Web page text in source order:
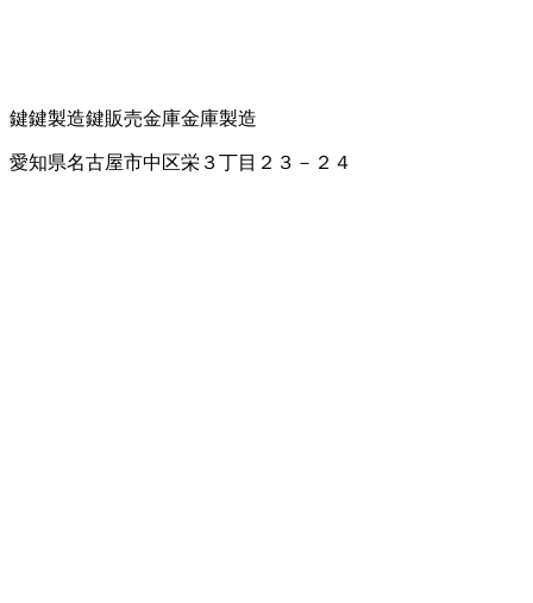
鍵鍵製造鍵販売金庫金庫製造
愛知県名古屋市中区栄３丁目２３－２４